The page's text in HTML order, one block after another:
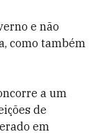
e não
como também
a um
de
em